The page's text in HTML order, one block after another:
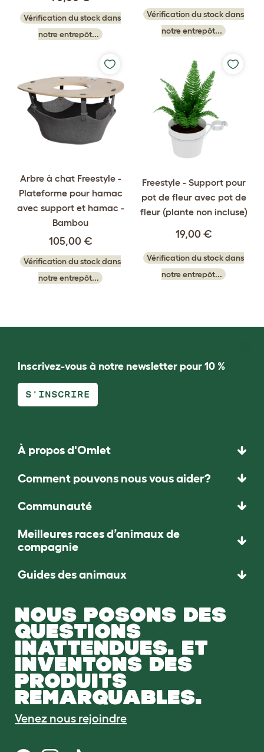
Vérification du stock dans
notre entrepôt...
Vérification du stock dans
notre entrepôt...
Arbre à chat Freestyle -
Plateforme pour hamac
avec support et hamac -
Bambou
105,00 €
Vérification du stock dans
notre entrepôt...
Freestyle - Support pour
pot de fleur avec pot de
fleur (plante non incluse)
19,00 €
Vérification du stock dans
notre entrepôt...
Inscrivez-vous à notre newsletter pour 10 %
S'INSCRIRE
À propos d'Omlet
Comment pouvons nous vous aider?
Communauté
Meilleures races d’animaux de
compagnie
Guides des animaux
NOUS POSONS DES
QUESTIONS
INATTENDUES. ET
INVENTONS DES
PRODUITS
REMARQUABLES.
Venez nous rejoindre